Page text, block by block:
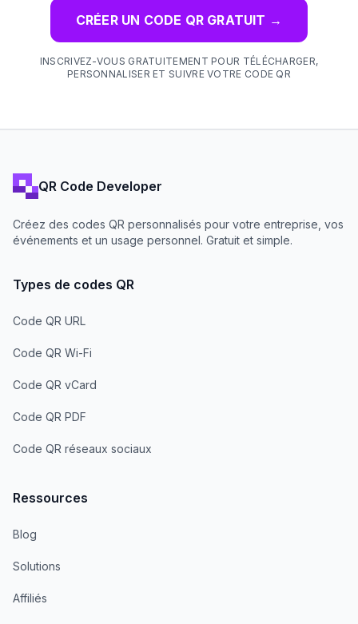
CRÉER UN CODE QR GRATUIT →
INSCRIVEZ-VOUS GRATUITEMENT POUR TÉLÉCHARGER,
PERSONNALISER ET SUIVRE VOTRE CODE QR
QR Code Developer
Créez des codes QR personnalisés pour votre entreprise, vos
événements et un usage personnel. Gratuit et simple.
Types de codes QR
Code QR URL
Code QR Wi-Fi
Code QR vCard
Code QR PDF
Code QR réseaux sociaux
Ressources
Blog
Solutions
Affiliés